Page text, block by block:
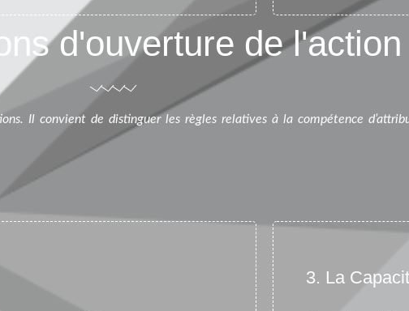
d'ouverture de l'action
Il convient de distinguer les règles relatives à la compétence
3. La